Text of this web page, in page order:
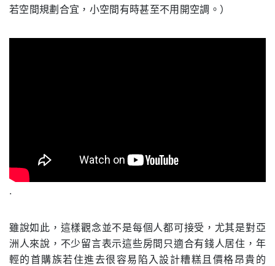
若空間規劃合宜，小空間有時甚至不用開空調。）
.
雖說如此，這樣觀念並不是每個人都可接受，尤其是對亞
洲人來說，不少留言表示這些房間只適合有錢人居住，年
輕的首購族若住進去很容易陷入設計糟糕且價格昂貴的